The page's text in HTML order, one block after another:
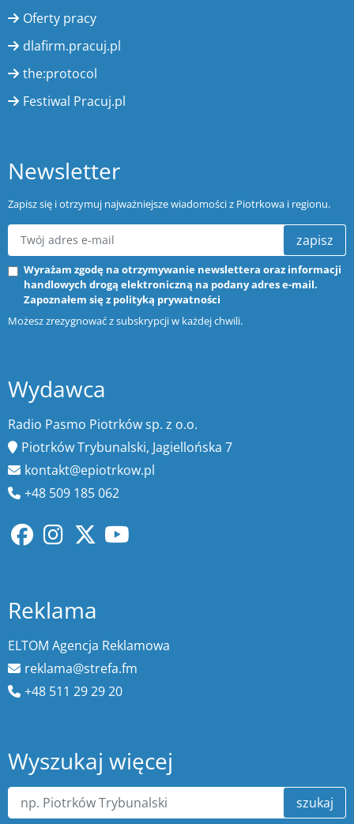
Oferty pracy
dlafirm.pracuj.pl
the:protocol
Festiwal Pracuj.pl
Newsletter
Zapisz się i otrzymuj najważniejsze wiadomości z Piotrkowa i regionu.
zapisz
Wyrażam zgodę na otrzymywanie newslettera oraz informacji
handlowych drogą elektroniczną na podany adres e-mail.
Zapoznałem się z polityką prywatności
Możesz zrezygnować z subskrypcji w każdej chwili.
Wydawca
Radio Pasmo Piotrków sp. z o.o.
Piotrków Trybunalski, Jagiellońska 7
kontakt@epiotrkow.pl
+48 509 185 062
Reklama
ELTOM Agencja Reklamowa
reklama@strefa.fm
+48 511 29 29 20
Wyszukaj więcej
szukaj